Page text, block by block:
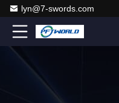
lyn@7-swords.com